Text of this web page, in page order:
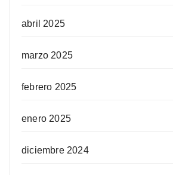
abril 2025
marzo 2025
febrero 2025
enero 2025
diciembre 2024